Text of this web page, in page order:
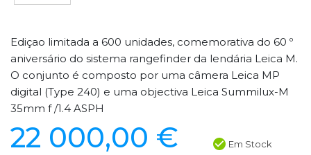
Ediçao limitada a 600 unidades, comemorativa do 60 º
aniversário do sistema rangefinder da lendária Leica M.
O conjunto é composto por uma câmera Leica MP
digital (Type 240) e uma objectiva Leica Summilux-M
35mm f /1.4 ASPH
22 000,00 € Em Stock